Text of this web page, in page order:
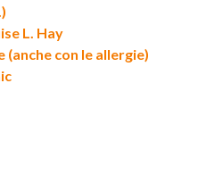
L. Hay
(anche con le allergie)